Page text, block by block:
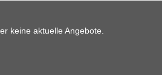
keine aktuelle Angebote.